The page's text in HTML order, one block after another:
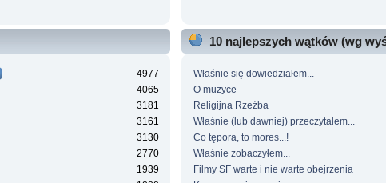
4977
4065
3181
3161
3130
2770
1939
10 najlepszych wątków (wg
Właśnie się dowiedziałem...
O muzyce
Religijna Rzeźba
Właśnie (lub dawniej) przeczytałem...
Co tępora, to mores...!
Właśnie zobaczyłem...
Filmy SF warte i nie warte obejrzenia